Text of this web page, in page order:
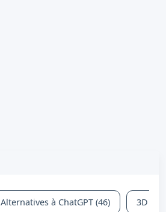
Alternatives à ChatGPT (46) 3D (63)